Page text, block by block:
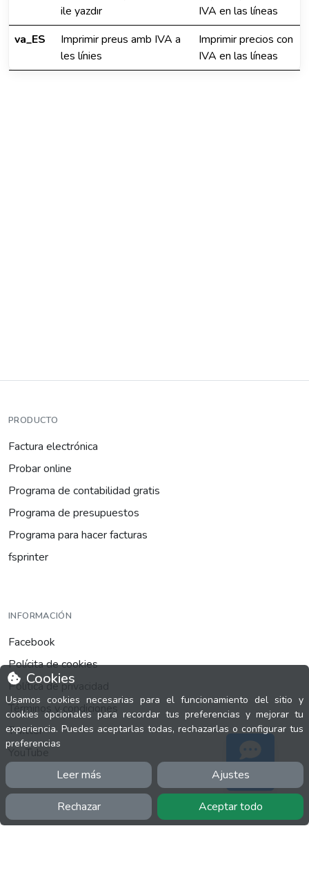
ile yazdır
IVA en las líneas
va_ES
Imprimir preus amb IVA a
les línies
Imprimir precios con
IVA en las líneas
Cookies
Usamos cookies necesarias para el funcionamiento del sitio y
cookies opcionales para recordar tus preferencias y mejorar tu
experiencia. Puedes aceptarlas todas, rechazarlas o configurar tus
preferencias
Leer más Ajustes
Rechazar Aceptar todo
PRODUCTO
Factura electrónica
Probar online
Programa de contabilidad gratis
Programa de presupuestos
Programa para hacer facturas
fsprinter
INFORMACIÓN
Facebook
Polícita de cookies
Política de privacidad
Términos y condiciones
Twitter
Soporte